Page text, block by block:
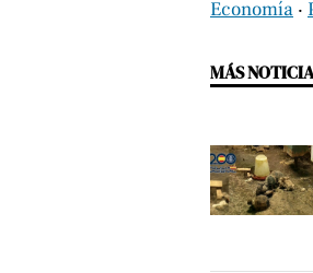
Economía ‧
MÁS